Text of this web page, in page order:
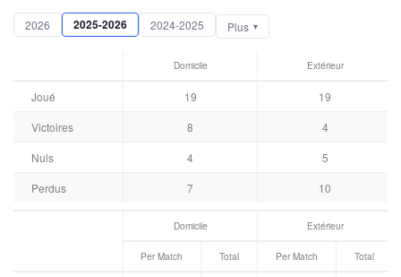
2026 2025-2026 2024-2025 Plus
Domicile Extérieur
Joué 19
19
Victoires
8
4
Nuls
4
5
Perdus
7 10
Domicile Extérieur
Per Match Total Per Match Total